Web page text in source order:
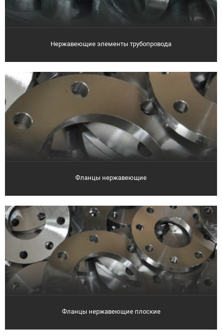
Нержавеющие элементы трубопровода
Фланцы нержавеющие
Фланцы нержавеющие плоские